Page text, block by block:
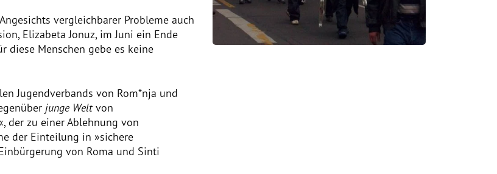
vergleichbarer Probleme auch
Elizabeta Jonuz, im Juni ein Ende
diese Menschen gebe es keine
Jugendverbands von Rom*nja und
junge Weltvon
der zu einer Ablehnung von
der Einteilung in »sichere
von Roma und Sinti